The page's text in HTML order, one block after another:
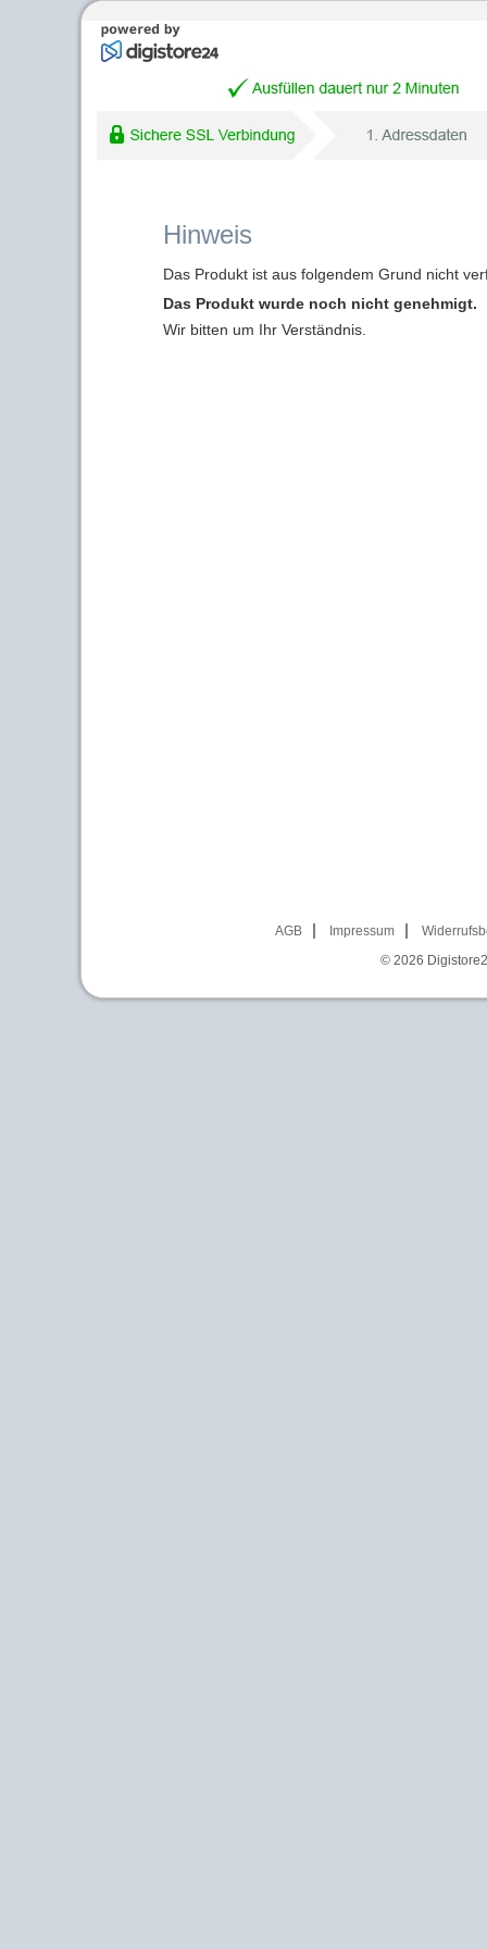
Hinweis
Das Produkt ist aus folgendem Grund nicht
Das Produkt wurde noch nicht genehmigt.
Wir bitten um Ihr Verständnis.
AGB Impressum
© 2026